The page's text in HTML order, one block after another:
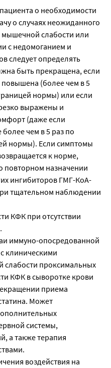
о необходимости
о случаях неожиданного
слабости или
с недомоганием и
следует определять
быть прекращена, если
(более чем в 5
нормы) или если
выражены и
(даже если
чем в 5 раз по
нормы). Если симптомы
к норме,
повторном назначении
ингибиторов ГМГ-КоА-
тщательном наблюдении
КФК при отсутствии
иммуно-опосредованной
клиническими
слабости проксимальных
КФК в сыворотке крови
приема
Может
системы,
а также терапия
воздействия на